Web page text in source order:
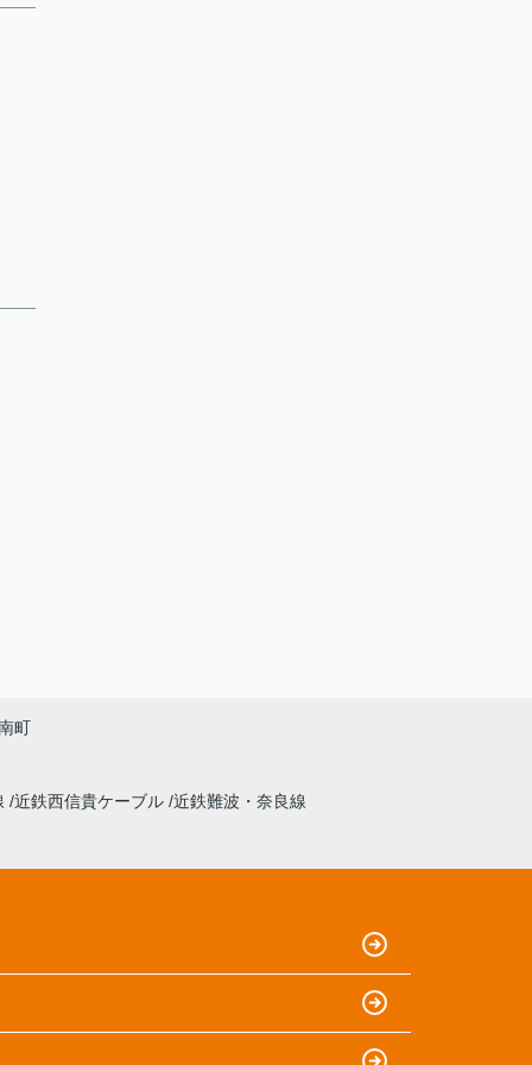
町
近鉄西信貴ケーブル 近鉄難波・奈良線